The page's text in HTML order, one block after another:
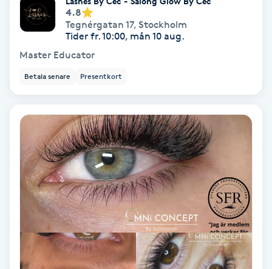
Nagelförlängning glasfiber
Nagelförlängning silke
Nagelförstärkning
Nagelklippning
Nagelsvamp
Nageltrång
Nagelvård
Naglar borttagning
4.8
Tegnérgatan 17, Stockholm
Tider fr. 10:00, mån 10 aug.
Master Educator
Betala senare Presentkort